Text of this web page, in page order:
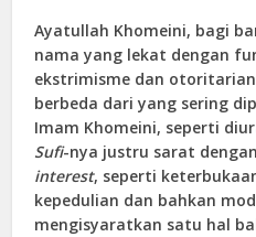
Ayatullah Khomeini, bagi
nama yang lekat dengan
ekstrimisme dan
berbeda dari yang sering
Imam Khomeini, seperti
Sufi-nya justru sarat
interest, seperti
kepedulian dan bahkan
mengisyaratkan satu hal